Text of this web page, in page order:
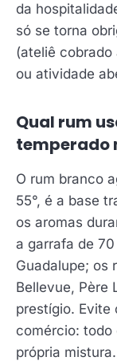
da
só se torna
(ateliê cobrado
ou atividade
Qual rum
temperado
O rum branco
55°, é a base
os aromas
a garrafa de
Guadalupe; os
Bellevue, Père
prestígio. Evite
comércio: todo
própria mistura.